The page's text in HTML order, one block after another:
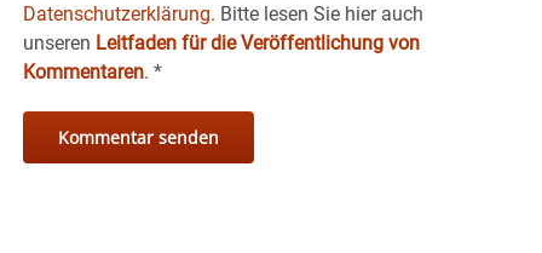
Datenschutzerklärung. Bitte lesen Sie hier auch
unseren Leitfaden für die Veröffentlichung von
Kommentaren. *